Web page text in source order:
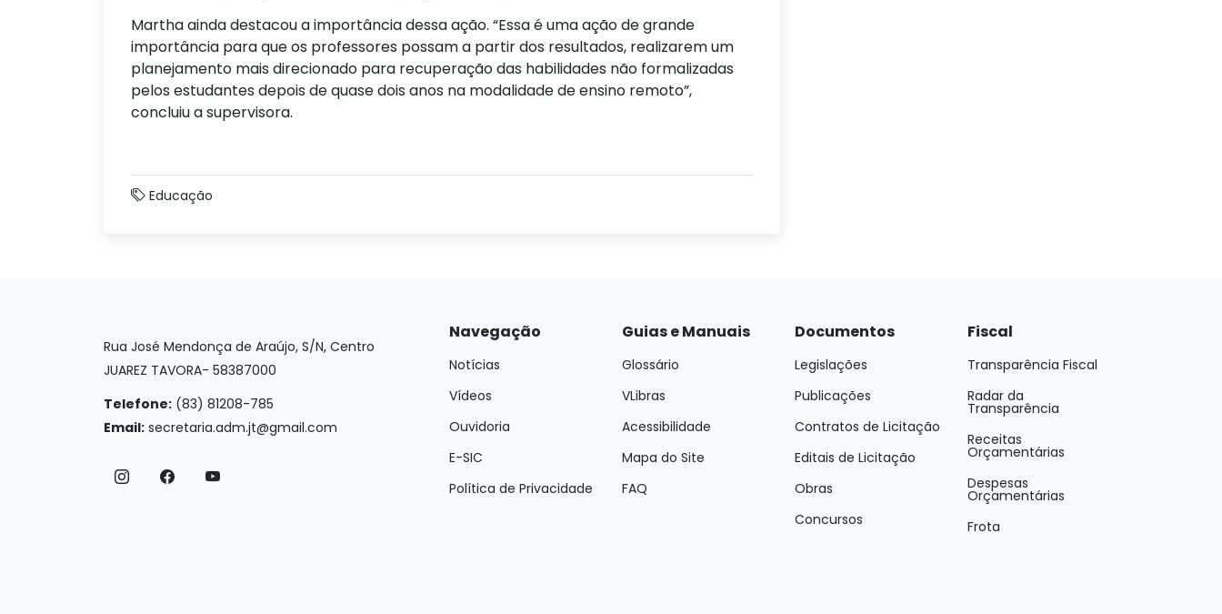
Martha ainda destacou a importância dessa ação. “Essa é uma ação de grande
importância para que os professores possam a partir dos resultados, realizarem um
planejamento mais direcionado para recuperação das habilidades não formalizadas
pelos estudantes depois de quase dois anos na modalidade de ensino remoto”,
concluiu a supervisora.
Educação
Rua José Mendonça de Araújo, S/N, Centro
JUAREZ TAVORA- 58387000
Telefone: (83) 81208-785
Email: secretaria.adm.jt@gmail.com
Navegação
Notícias
Vídeos
Ouvidoria
E-SIC
Política de Privacidade
Guias e Manuais
Glossário
VLibras
Acessibilidade
Mapa do Site
FAQ
Documentos
Legislações
Publicações
Contratos de Licitação
Editais de Licitação
Obras
Concursos
Fiscal
Transparência Fiscal
Radar da
Transparência
Receitas
Orçamentárias
Despesas
Orçamentárias
Frota